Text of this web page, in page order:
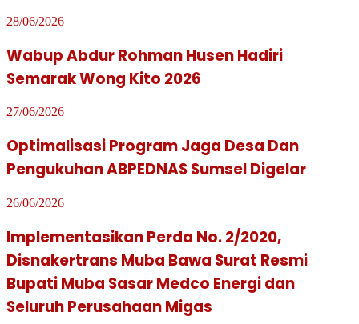
28/06/2026
Wabup Abdur Rohman Husen Hadiri
Semarak Wong Kito 2026
27/06/2026
Optimalisasi Program Jaga Desa Dan
Pengukuhan ABPEDNAS Sumsel Digelar
26/06/2026
Implementasikan Perda No. 2/2020,
Disnakertrans Muba Bawa Surat Resmi
Bupati Muba Sasar Medco Energi dan
Seluruh Perusahaan Migas